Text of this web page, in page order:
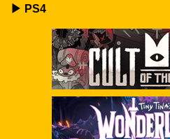
▶ PS4